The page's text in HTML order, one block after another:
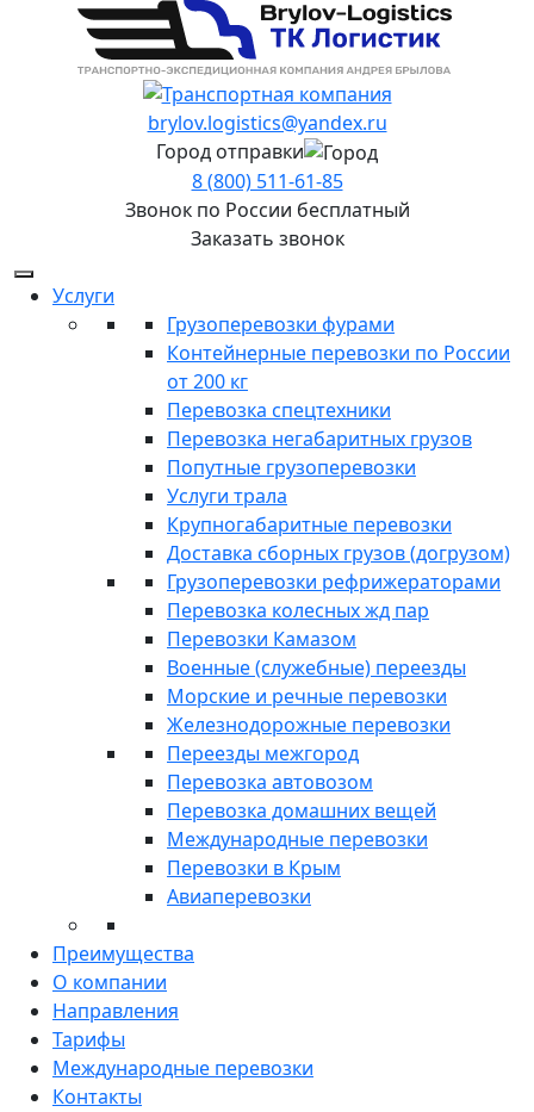
brylov.logistics@yandex.ru
Город отправки
8 (800) 511-61-85
Звонок по России бесплатный
Заказать звонок
Услуги
Грузоперевозки фурами
Контейнерные перевозки по России
от 200 кг
Перевозка спецтехники
Перевозка негабаритных грузов
Попутные грузоперевозки
Услуги трала
Крупногабаритные перевозки
Доставка сборных грузов (догрузом)
Грузоперевозки рефрижераторами
Перевозка колесных жд пар
Перевозки Камазом
Военные (служебные) переезды
Морские и речные перевозки
Железнодорожные перевозки
Переезды межгород
Перевозка автовозом
Перевозка домашних вещей
Международные перевозки
Перевозки в Крым
Авиаперевозки
Преимущества
О компании
Направления
Тарифы
Международные перевозки
Контакты